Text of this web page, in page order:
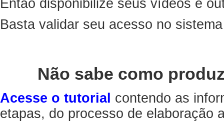
Então disponibilize seus vídeos e
Basta validar seu acesso no
Não sabe como
Acesse o tutorial contendo as
etapas, do processo de elaboração